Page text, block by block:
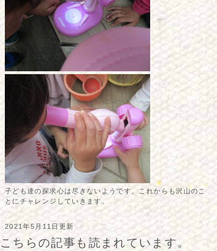
子ども達の探求心は尽きないようです。これからも沢山のこ
とにチャレンジしていきます。
2021年5月11日更新
こちらの記事も読まれています。